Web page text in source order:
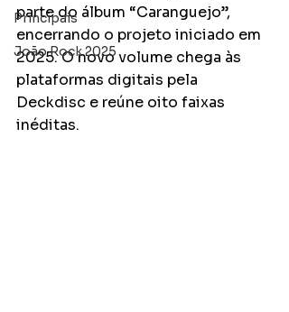
Principais
João Rock 2025
parte do álbum “Caranguejo”,
encerrando o projeto iniciado em
2025. O novo volume chega às
plataformas digitais pela
Deckdisc e reúne oito faixas
inéditas.